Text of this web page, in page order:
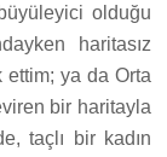
olduğu
haritasız
ettim; ya da Orta
bir haritayla
taçlı bir kadın